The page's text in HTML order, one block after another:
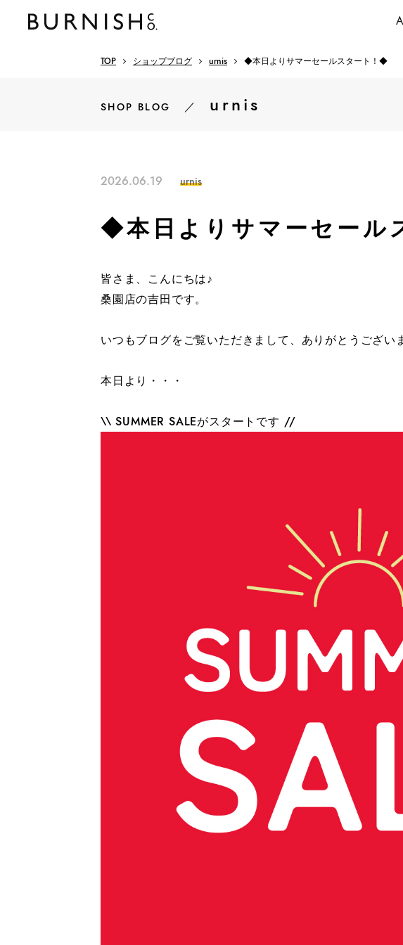
TOP ショップブログ urnis ◆本日よりサマーセールスタート！◆
SHOP BLOG ／ urnis
2026.06.19 urnis
◆本日よりサマーセール
皆さま、こんにちは♪
桑園店の吉田です。
いつもブログをご覧いただきまして、ありがとうござい
本日より・・・
\\ SUMMER SALEがスタートです //